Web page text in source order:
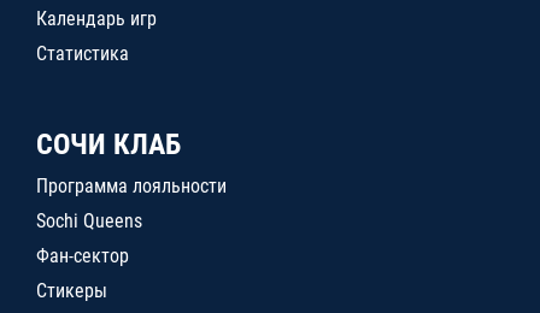
Календарь игр
Статистика
СОЧИ КЛАБ
Программа лояльности
Sochi Queens
Фан-сектор
Стикеры